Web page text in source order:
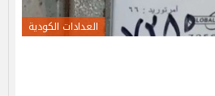
العدادات الكودية